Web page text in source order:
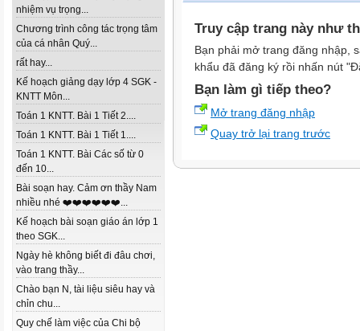
nhiệm vụ trọng...
Chương trình công tác trọng tâm
của cá nhân Quý...
rất hay...
Kế hoạch giảng dạy lớp 4 SGK -
KNTT Môn...
Toán 1 KNTT. Bài 1 Tiết 2....
Toán 1 KNTT. Bài 1 Tiết 1....
Toán 1 KNTT. Bài Các số từ 0
đến 10...
Bài soạn hay. Cảm ơn thầy Nam
nhiều nhé ❤️❤️❤️❤️❤️❤️...
Kế hoạch bài soạn giáo án lớp 1
theo SGK...
Ngày hè không biết đi đâu chơi,
vào trang thầy...
Chào bạn N, tài liệu siêu hay và
chỉn chu...
Quy chế làm việc của Chi bộ
Truy cập trang này như
Bạn phải mở trang đăng nhập,
khẩu đã đăng ký rồi nhấn nút
Bạn làm gì tiếp theo?
Mở trang đăng nhập
Quay trở lại trang trước